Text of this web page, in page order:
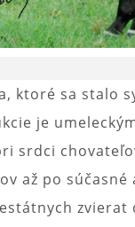
ktoré sa stalo
je
srdci
až po súčasné
zvierat